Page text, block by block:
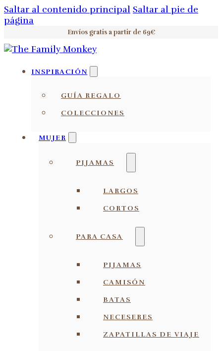
Saltar al contenido principal Saltar al pie de
página
Envíos gratis a partir de 69€
INSPIRACIÓN
GUÍA REGALO
COLECCIONES
MUJER
PIJAMAS
LARGOS
CORTOS
PARA CASA
PIJAMAS
CAMISÓN
BATAS
NECESERES
ZAPATILLAS DE VIAJE